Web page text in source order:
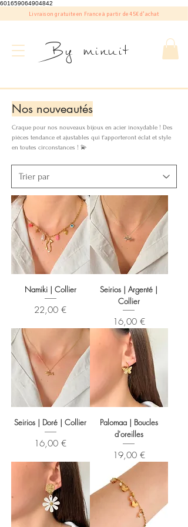
601659064904842
By minuit
Livraison gratuite en France à partir de 45€ d'achat
Nos nouveautés
Craque pour nos nouveaux bijoux en acier inoxydable ! Des
pièces tendance et ajustables qui t'apporteront éclat et style
en toutes circonstances ! 💫
Namiki | Collier
Prix
22,00 €
Seirios | Argenté |
Collier
Prix
16,00 €
Seirios | Doré | Collier
Prix
16,00 €
Palomaa | Boucles
d'oreilles
Prix
19,00 €